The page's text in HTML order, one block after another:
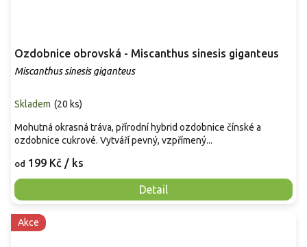
Ozdobnice obrovská - Miscanthus sinesis giganteus
Miscanthus sinesis giganteus
Skladem (20 ks)
od 199 Kč / ks
Detail
Mohutná okrasná tráva, přírodní hybrid ozdobnice čínské a
ozdobnice cukrové. Vytváří pevný, vzpřímený...
Akce